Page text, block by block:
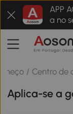
APP
a no
/ Centro de
Aplica-se a